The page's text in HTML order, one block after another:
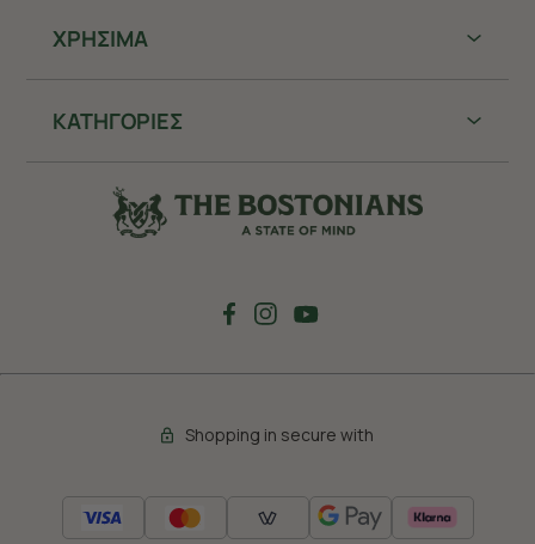
ΧΡHΣΙΜΑ
ΚΑΤΗΓΟΡΙΕΣ
Shopping in secure with